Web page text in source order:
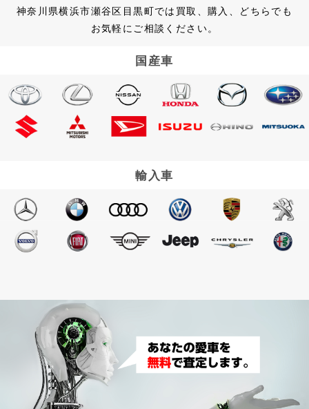
神奈川県横浜市瀬谷区目黒町では買取、購入、どちらでも
お気軽にご相談ください。
国産車
輸入車